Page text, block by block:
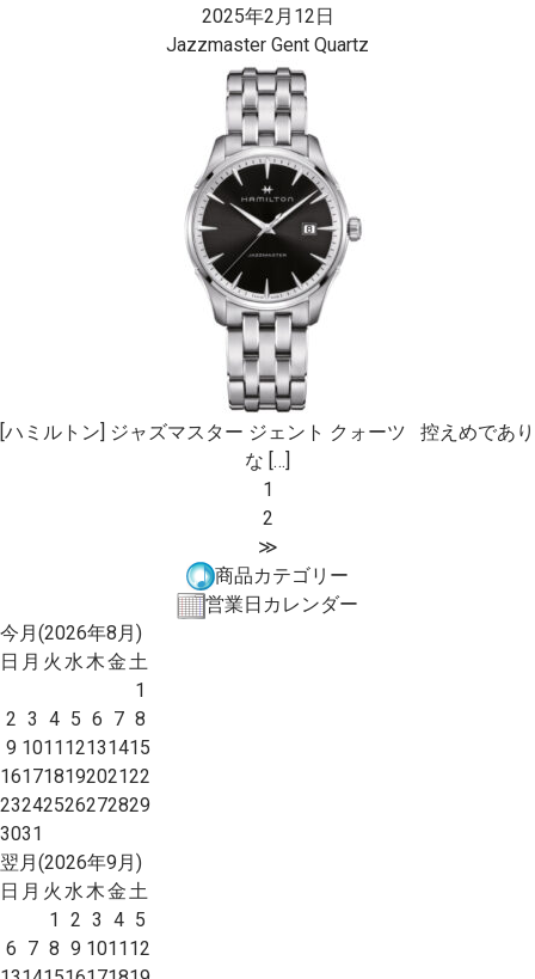
2025年2月12日
Jazzmaster Gent Quartz
[ハミルトン] ジャズマスター ジェント クォーツ 控えめであり
な […]
1
2
≫
商品カテゴリー
営業日カレンダー
今月(2026年8月)
日 月 火 水木金土
1
2 3 4 5 6 7 8
9 101112131415
16171819202122
23242526272829
3031
翌月(2026年9月)
日 月 火 水木金土
1 2 3 4 5
6 7 8 9 101112